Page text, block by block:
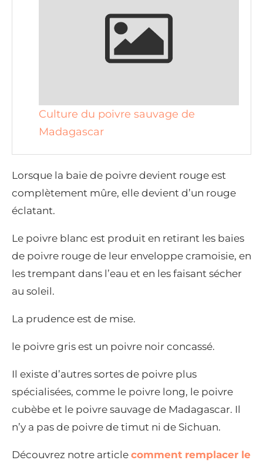
Culture du poivre sauvage de
Madagascar
Lorsque la baie de poivre devient rouge est
complètement mûre, elle devient d’un rouge
éclatant.
Le poivre blanc est produit en retirant les baies
de poivre rouge de leur enveloppe cramoisie, en
les trempant dans l’eau et en les faisant sécher
au soleil.
La prudence est de mise.
le poivre gris est un poivre noir concassé.
Il existe d’autres sortes de poivre plus
spécialisées, comme le poivre long, le poivre
cubèbe et le poivre sauvage de Madagascar. Il
n’y a pas de poivre de timut ni de Sichuan.
Découvrez notre article comment remplacer le